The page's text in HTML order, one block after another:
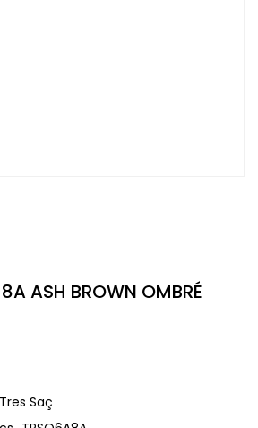
ASH BROWN OMBRÉ
Tres Saç